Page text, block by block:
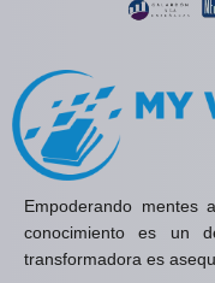
Empoderando mentes
conocimiento es un
transformadora es